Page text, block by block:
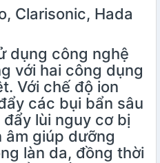
Clarisonic, Hada
dụng công nghệ
với hai công dụng
Với chế độ ion
các bụi bẩn sâu
lùi nguy cơ bị
âm giúp dưỡng
làn da, đồng thời